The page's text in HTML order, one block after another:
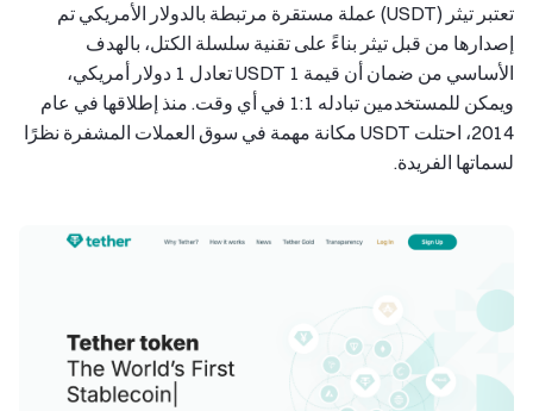
تعتبر تيثر (USDT) عملة مستقرة مرتبطة بالدولار الأمريكي تم
إصدارها من قبل تيثر بناءً على تقنية سلسلة الكتل، بالهدف
الأساسي من ضمان أن قيمة 1 USDT تعادل 1 دولار أمريكي،
ويمكن للمستخدمين تبادله 1:1 في أي وقت. منذ إطلاقها في عام
2014، احتلت USDT مكانة مهمة في سوق العملات المشفرة نظرًا
لسماتها الفريدة.